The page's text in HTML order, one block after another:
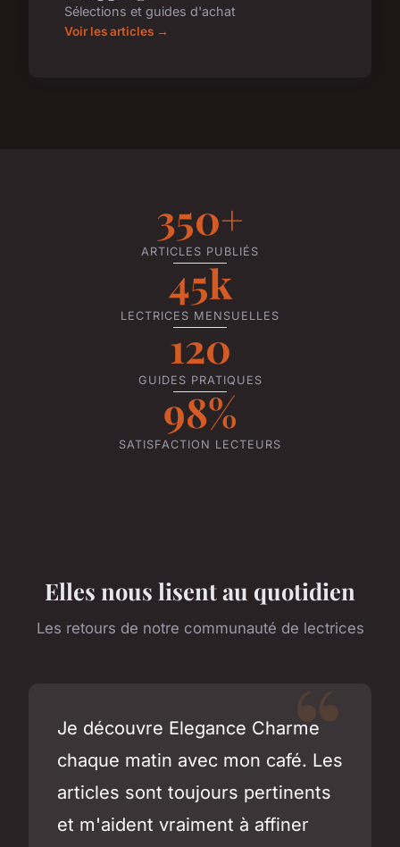
Sélections et guides d'achat
Voir les articles →
350+
ARTICLES PUBLIÉS
45k
LECTRICES MENSUELLES
120
GUIDES PRATIQUES
98%
SATISFACTION LECTEURS
Elles nous lisent au quotidien
Les retours de notre communauté de lectrices
Je découvre Elegance Charme
chaque matin avec mon café. Les
articles sont toujours pertinents
et m'aident vraiment à affiner